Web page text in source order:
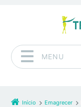
MENU
Início Emagrecer